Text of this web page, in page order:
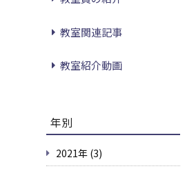
教室関連記事
教室紹介動画
年別
2021年 (3)